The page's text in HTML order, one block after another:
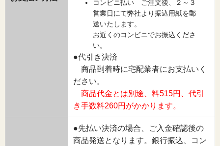
コンビニ払い ご注文後、２～３
営業日にて弊社より振込用紙を郵
送いたします。
お近くのコンビニでお振込くださ
い。
●代引き決済
商品到着時に宅配業者にお支払いく
ださい。
商品代金とは別途、料515円、代引
き手数料260円がかかります。
●先払い決済の場合、ご入金確認後の
商品発送となります。銀行振込、コン